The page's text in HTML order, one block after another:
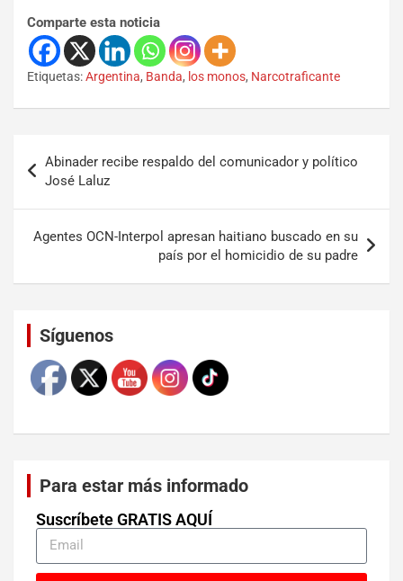
Comparte esta noticia
Etiquetas:Argentina, Banda, los monos, Narcotraficante
Abinader recibe respaldo del comunicador y político
José Laluz
Agentes OCN-Interpol apresan haitiano buscado en su
país por el homicidio de su padre
Síguenos
Para estar más informado
Suscríbete GRATIS AQUÍ